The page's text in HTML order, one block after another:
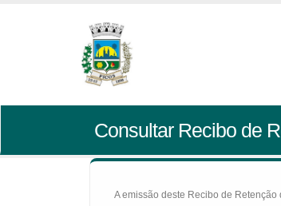
Consultar Recibo de
A emissão deste Recibo de